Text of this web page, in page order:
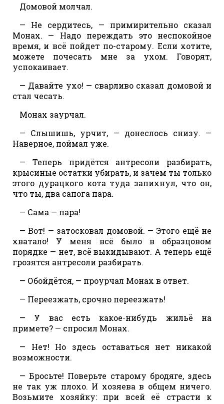
Домовой молчал.
— Не сердитесь, — примирительно сказал
Монах. — Надо переждать это неспокойное
время, и всё пойдет по-старому. Если хотите,
можете почесать мне за ухом. Говорят,
успокаивает.
— Давайте ухо! — сварливо сказал домовой и
стал чесать.
Монах заурчал.
— Слышишь, урчит, — донеслось снизу. —
Наверное, поймал уже.
— Теперь придётся антресоли разбирать,
крысиные остатки убирать, и зачем ты только
этого дурацкого кота туда запихнул, что он,
что ты, два сапога пара.
— Сама — пара!
— Вот! — затосковал домовой. — Этого ещё не
хватало! У меня всё было в образцовом
порядке — нет, всё выкидывают. А теперь ещё
грозятся антресоли разбирать.
— Обойдётся, — проурчал Монах в ответ.
— Переезжать, срочно переезжать!
— У вас есть какое-нибудь жильё на
примете? — спросил Монах.
— Нет! Но здесь оставаться нет никакой
возможности.
— Бросьте! Поверьте старому бродяге, здесь
не так уж плохо. И хозяева в общем ничего.
Возьмите хозяйку: при всей её страсти к